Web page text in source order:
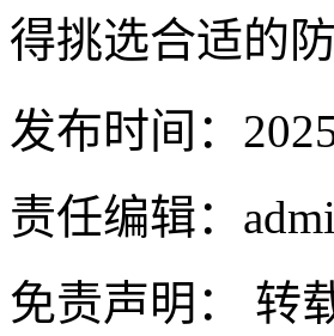
得挑选合适的
发布时间：
责任编辑：
免责声明： 转